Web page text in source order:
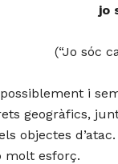
jo
(“Jo sóc
i
geogràfics,
objectes
molt esforç.